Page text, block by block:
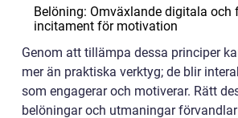
Belöning: Omväxlande digitala och
incitament för motivation
Genom att tillämpa dessa principer
mer än praktiska verktyg; de blir
som engagerar och motiverar. Rätt
belöningar och utmaningar